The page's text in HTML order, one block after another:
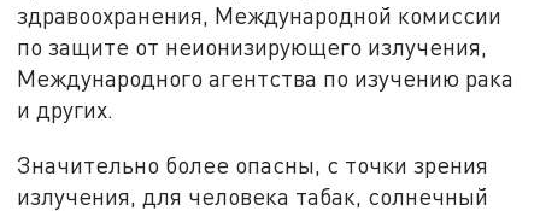
здравоохранения, Международной комиссии
по защите от неионизирующего излучения,
Международного агентства по изучению рака
и других.
Значительно более опасны, с точки зрения
излучения, для человека табак, солнечный